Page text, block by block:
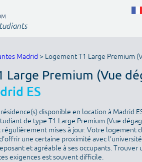
Madrid > Logement T1 Large Premium
Large Premium (Vue
ES
disponible en location à Madrid
de type T1 Large Premium (Vue
mises à jour. Votre logement
une certaine proximité avec
et agréable à ses occupants. Trouver
exigences est souvent difficile.